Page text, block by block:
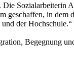
in
der Hochschule.“
Begegnung